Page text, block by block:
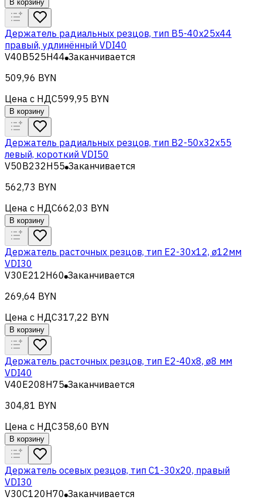
В корзину
Держатель радиальных резцов, тип В5-40х25х44
правый, удлинённый VDI40
V40B525H44 Заканчивается
509,96 BYN
Цена с НДС599,95 BYN
В корзину
Держатель радиальных резцов, тип B2-50x32x55
левый, короткий VDI50
V50B232H55 Заканчивается
562,73 BYN
Цена с НДС662,03 BYN
В корзину
Держатель расточных резцов, тип Е2-30х12, ø12мм
VDI30
V30E212H60 Заканчивается
269,64 BYN
Цена с НДС317,22 BYN
В корзину
Держатель расточных резцов, тип Е2-40х8, ø8 мм
VDI40
V40E208H75 Заканчивается
304,81 BYN
Цена с НДС358,60 BYN
В корзину
Держатель осевых резцов, тип С1-30x20, правый
VDI30
V30C120H70 Заканчивается